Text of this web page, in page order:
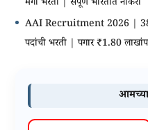
मेगा भरती | संपूर्ण भारतात नोकरी
AAI Recruitment 2026 |
पदांची भरती | पगार ₹1.80
आमच्या